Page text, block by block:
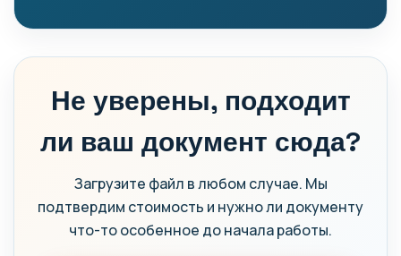
Не уверены, подходит
ли ваш документ сюда?
Загрузите файл в любом случае. Мы
подтвердим стоимость и нужно ли документу
что-то особенное до начала работы.